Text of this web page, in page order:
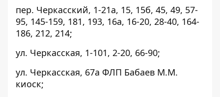
пер. Черкасский, 1-21а, 15, 15б, 45, 49, 57-
95, 145-159, 181, 193, 16а, 16-20, 28-40, 164-
186, 212, 214;
ул. Черкасская, 1-101, 2-20, 66-90;
ул. Черкасская, 67а ФЛП Бабаев М.М.
киоск;